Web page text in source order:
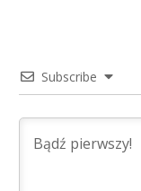
Subscribe